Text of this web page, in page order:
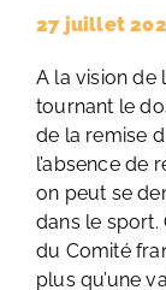
27 juillet
A la vision de
tournant le
de la remise
l’absence de
on peut se
dans le sport.
du Comité
plus qu’une